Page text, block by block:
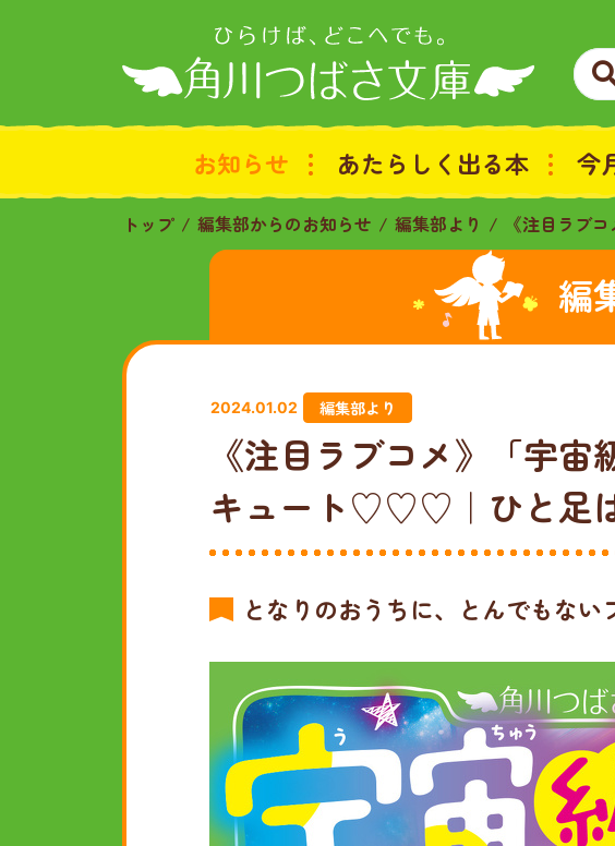
お知らせ あたらしく出る本 今
トップ 編集部からのお知らせ 編集部より 《注目ラブ
編
2024.01.02 編集部より
《注目ラブコメ》「宇
キュート♡♡♡｜ひと足
となりのおうちに、とんでもな